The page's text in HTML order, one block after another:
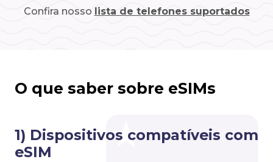
Confira nosso lista de telefones suportados
O que saber sobre eSIMs
1) Dispositivos compatíveis com
eSIM